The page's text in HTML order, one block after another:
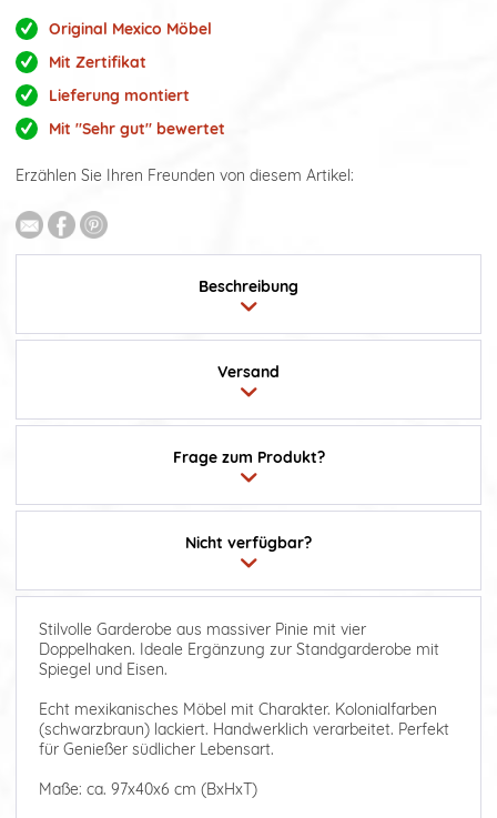
Original Mexico Möbel
Mit Zertifikat
Lieferung montiert
Mit "Sehr gut" bewertet
Erzählen Sie Ihren Freunden von diesem Artikel:
Beschreibung
Frage zum Produkt?
Versand
Nicht verfügbar?
Stilvolle Garderobe aus massiver Pinie mit vier
Doppelhaken. Ideale Ergänzung zur Standgarderobe mit
Spiegel und Eisen.
Echt mexikanisches Möbel mit Charakter. Kolonialfarben
(schwarzbraun) lackiert. Handwerklich verarbeitet. Perfekt
für Genießer südlicher Lebensart.
Maße: ca. 97x40x6 cm (BxHxT)